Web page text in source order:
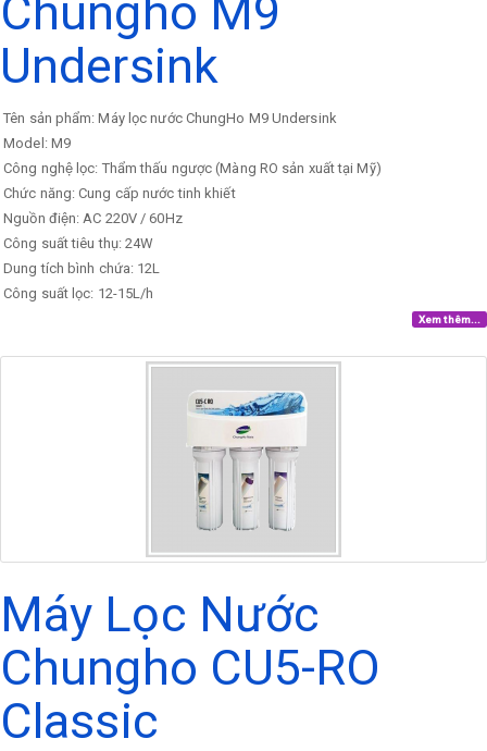
Chungho M9
Undersink
Tên sản phẩm: Máy lọc nước ChungHo M9 Undersink
Model: M9
Công nghệ lọc: Thẩm thấu ngược (Màng RO sản xuất tại Mỹ)
Chức năng: Cung cấp nước tinh khiết
Nguồn điện: AC 220V / 60Hz
Công suất tiêu thụ: 24W
Dung tích bình chứa: 12L
Công suất lọc: 12-15L/h
Xem thêm...
Máy Lọc Nước
Chungho CU5-RO
Classic